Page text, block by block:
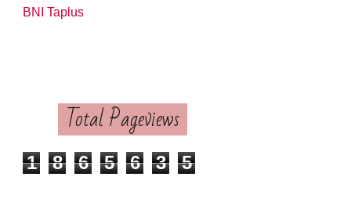
BNI Taplus
Total Pageviews
1 8 6 5 6 3 5